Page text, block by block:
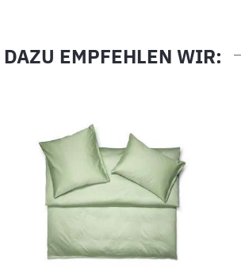
DAZU EMPFEHLEN WIR: